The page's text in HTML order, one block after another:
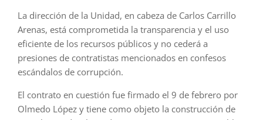
La dirección de la Unidad, en cabeza de Carlos Carrillo
Arenas, está comprometida la transparencia y el uso
eficiente de los recursos públicos y no cederá a
presiones de contratistas mencionados en confesos
escándalos de corrupción.
El contrato en cuestión fue firmado el 9 de febrero por
Olmedo López y tiene como objeto la construcción de